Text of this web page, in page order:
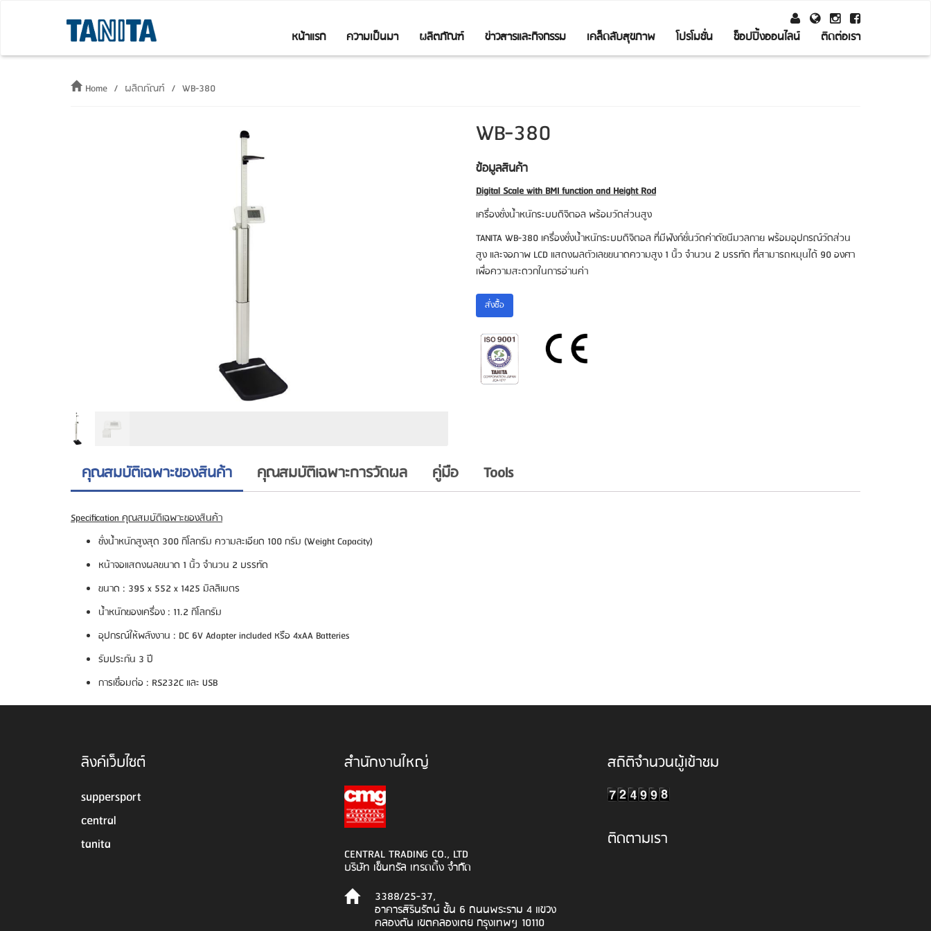
หน้าแรก ความเป็นมา ผลิตภัณฑ์ ข่าวสารและกิจกรรม เคล็ดลับสุขภาพ โปรโมชั่น ช็อปปิ้งออนไลน์ ติดต่อเรา
Home ผลิตภัณฑ์ WB-380
WB-380
ข้อมูลสินค้า
Digital Scale with BMI function and Height Rod
เครื่องชั่งน้ำหนักระบบดิจิตอล พร้อมวัดส่วนสูง
TANITA WB-380 เครื่องชั่งน้ำหนักระบบดิจิตอล ที่มีฟังก์ชั่นวัดค่าดัชนีมวลกาย พร้อมอุปกรณ์วัดส่วน
สูง และจอภาพ LCD แสดงผลตัวเลขขนาดความสูง 1 นิ้ว จำนวน 2 บรรทัด ที่สามารถหมุนได้ 90 องศา
เพื่อความสะดวกในการอ่านค่า
สั่งซื้้อ
คุณสมบัติเฉพาะของสินค้า คุณสมบัติเฉพาะการวัดผล คู่มือ Tools
Specificationคุณสมบัติเฉพาะของสินค้า
ชั่งน้ำหนักสูงสุด 300 กิโลกรัม ความละเอียด 100 กรัม (Weight Capacity)
หน้าจอแสดงผลขนาด 1 นิ้ว จำนวน 2 บรรทัด
ขนาด : 395 x 552 x 1425 มิลลิเมตร
น้ำหนักของเครื่อง : 11.2 กิโลกรัม
อุปกรณ์ให้พลังงาน : DC 6VAdapter included หรือ4xAA Batteries
รับประกัน 3 ปี
การเชื่อมต่อ : RS232C และ USB
ลิงค์เว็บไซต์
suppersport
central
tanita
สำนักงานใหญ่
CENTRAL TRADING CO., LTD
บริษัท เซ็นทรัล เทรดดิ้ง จำกัด
3388/25-37,
อาคารสิรินรัตน์ ชั้น 6 ถนนพระราม 4 แขวง
คลองตัน เขตคลองเตย กรุงเทพฯ 10110
สถิติจำนวนผู้เข้าชม
ติดตามเรา